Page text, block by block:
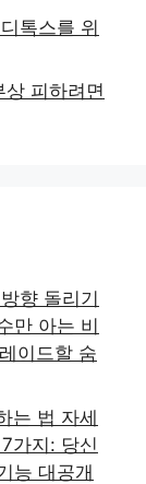
톡스를 위
피하려면
향 돌리기
만 아는 비
이드할 숨
는 법 자세
가지: 당신
능 대공개